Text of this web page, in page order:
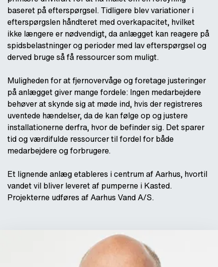
baseret på efterspørgsel. Tidligere blev variationer i
efterspørgslen håndteret med overkapacitet, hvilket
ikke længere er nødvendigt, da anlægget kan reagere på
spidsbelastninger og perioder med lav efterspørgsel og
derved bruge så få ressourcer som muligt.
Muligheden for at fjernovervåge og foretage justeringer
på anlægget giver mange fordele: Ingen medarbejdere
behøver at skynde sig at møde ind, hvis der registreres
uventede hændelser, da de kan følge op og justere
installationerne derfra, hvor de befinder sig. Det sparer
tid og værdifulde ressourcer til fordel for både
medarbejdere og forbrugere.
Et lignende anlæg etableres i centrum af Aarhus, hvortil
vandet vil bliver leveret af pumperne i Kasted.
Projekterne udføres af Aarhus Vand A/S.